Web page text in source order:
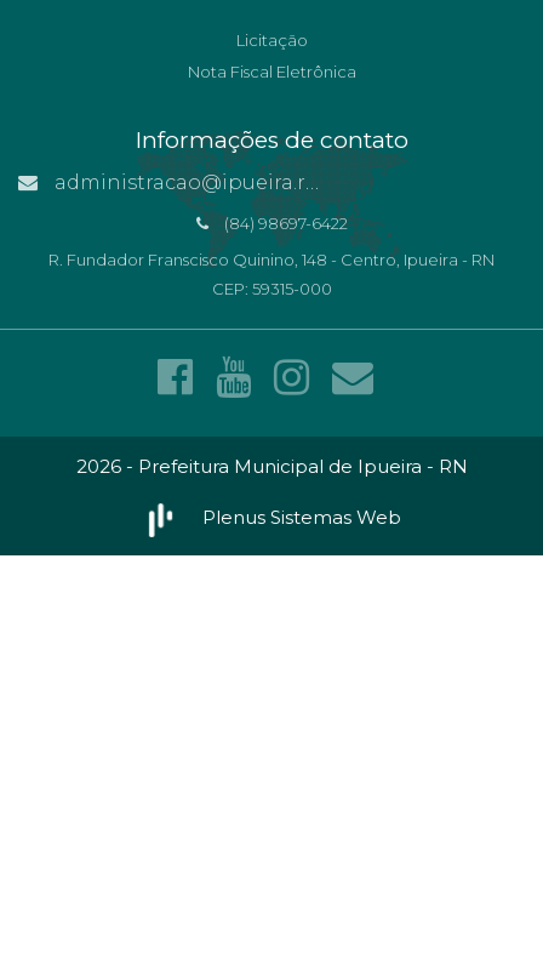
Licitação
Nota Fiscal Eletrônica
Informações de contato
administracao@ipueira.rn.gov.br
(84) 98697-6422
R. Fundador Franscisco Quinino, 148 - Centro, Ipueira - RN
CEP: 59315-000
2026 - Prefeitura Municipal de Ipueira - RN
Plenus Sistemas Web